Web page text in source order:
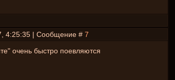
4:25:35 | Сообщение # 7
очень быстро поевляются